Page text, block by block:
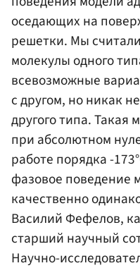
оседающих на
решетки. Мы
молекулы одного
всевозможные
с другом, но никак
другого типа. Такая
при абсолютном
работе порядка -
фазовое поведение
качественно
Василий Фефелов,
старший научный
Научно-